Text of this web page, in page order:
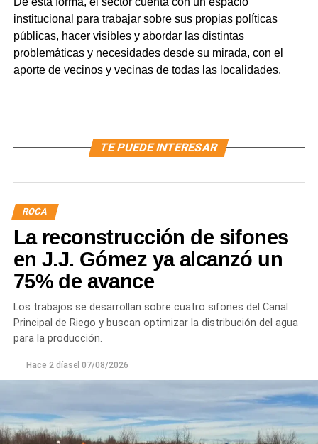
institucional para trabajar sobre sus propias políticas
públicas, hacer visibles y abordar las distintas
problemáticas y necesidades desde su mirada, con el
aporte de vecinos y vecinas de todas las localidades.
TE PUEDE INTERESAR
ROCA
La reconstrucción de sifones
en J.J. Gómez ya alcanzó un
75% de avance
Los trabajos se desarrollan sobre cuatro sifones del Canal
Principal de Riego y buscan optimizar la distribución del agua
para la producción.
Hace 2 díasel 07/08/2026